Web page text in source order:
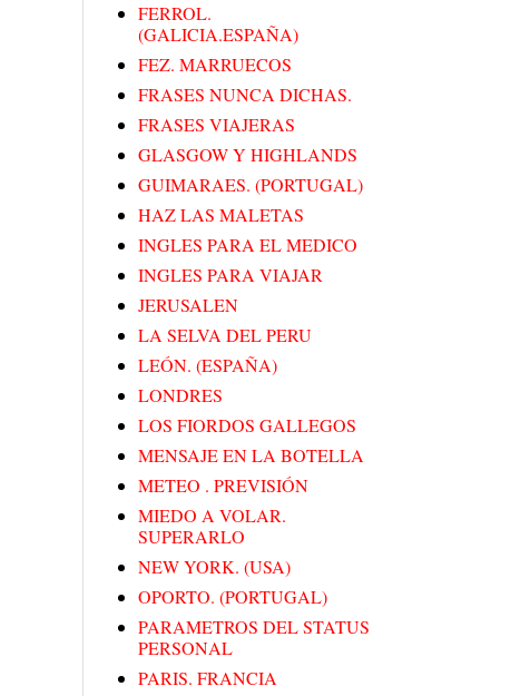
FERROL.
(GALICIA.ESPAÑA)
FEZ. MARRUECOS
FRASES NUNCA DICHAS.
FRASES VIAJERAS
GLASGOW Y HIGHLANDS
GUIMARAES. (PORTUGAL)
HAZ LAS MALETAS
INGLES PARA EL MEDICO
INGLES PARA VIAJAR
JERUSALEN
LA SELVA DEL PERU
LEÓN. (ESPAÑA)
LONDRES
LOS FIORDOS GALLEGOS
MENSAJE EN LA BOTELLA
METEO . PREVISIÓN
MIEDO A VOLAR.
SUPERARLO
NEW YORK. (USA)
OPORTO. (PORTUGAL)
PARAMETROS DEL STATUS
PERSONAL
PARIS. FRANCIA